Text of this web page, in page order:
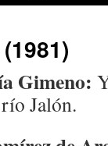
Gimeno:
Jalón.